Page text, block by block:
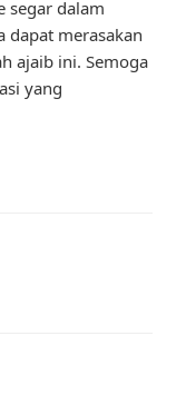
segar dalam
dapat merasakan
ajaib ini. Semoga
yang